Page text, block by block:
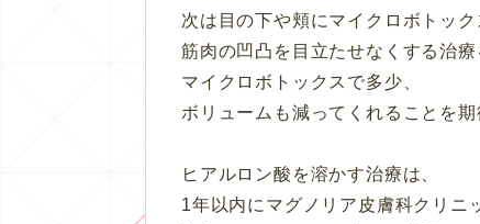
次は目の下や頬にマイクロボトック
筋肉の凹凸を目立たせなくする治
マイクロボトックスで多少、
ボリュームも減ってくれることを期
ヒアルロン酸を溶かす治療は、
1年以内にマグノリア皮膚科クリニ